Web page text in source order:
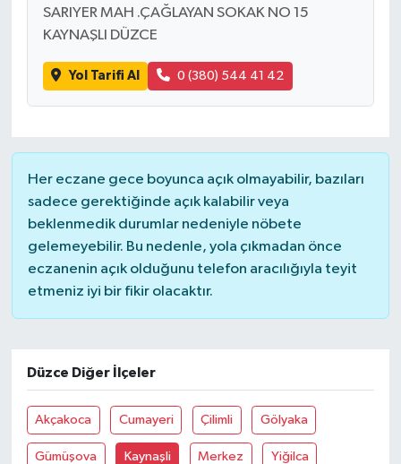
SARIYER MAH .ÇAĞLAYAN SOKAK NO 15
KAYNAŞLI DÜZCE
Yol Tarifi Al 0 (380) 544 41 42
Her eczane gece boyunca açık olmayabilir, bazıları
sadece gerektiğinde açık kalabilir veya
beklenmedik durumlar nedeniyle nöbete
gelemeyebilir. Bu nedenle, yola çıkmadan önce
eczanenin açık olduğunu telefon aracılığıyla teyit
etmeniz iyi bir fikir olacaktır.
Düzce Diğer İlçeler
Akçakoca Cumayeri Çilimli Gölyaka
Gümüşova Kaynaşli Merkez Yiğilca